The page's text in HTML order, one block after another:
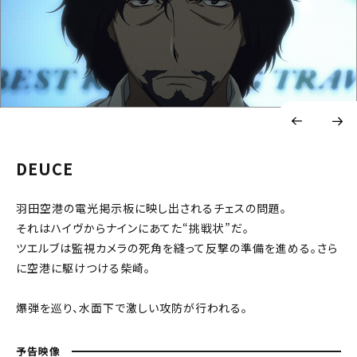
DEUCE
羽田空港の電光掲示板に映し出されるチェスの問題。
それはハイヴからナインにあてた“挑戦状”だ。
ツエルブは監視カメラの死角を縫って反撃の準備を進める。さら
に空港に駆けつける柴崎。
爆弾を巡り、水面下で激しい攻防が行われる。
予告映像